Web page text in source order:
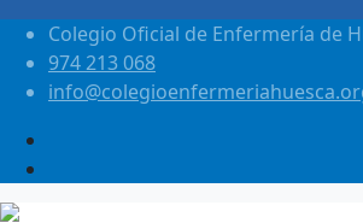
Colegio Oficial de Enfermería de
974 213 068